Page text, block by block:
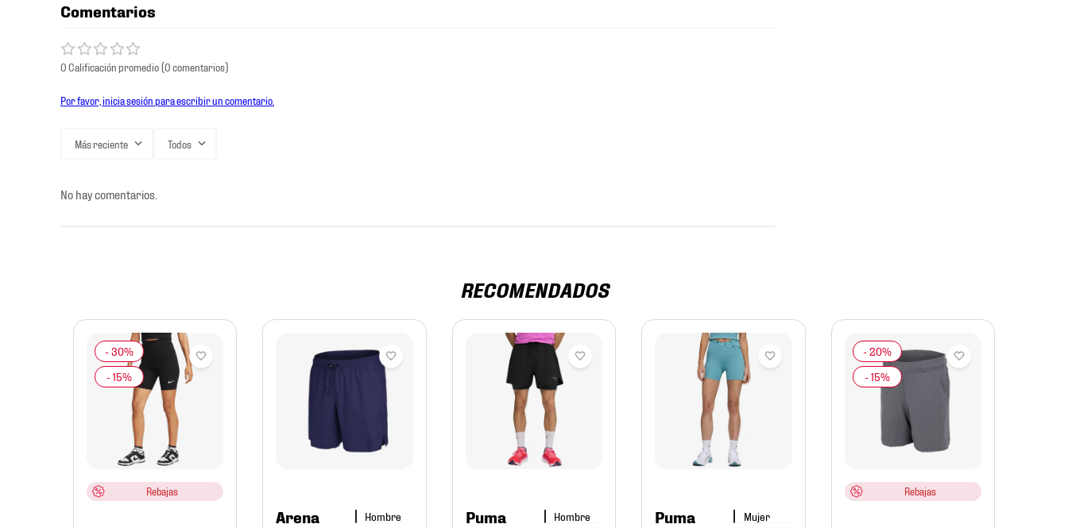
Comentarios
0 Calificación promedio(0 comentarios)
Por favor, inicia sesión para escribir un comentario.
Más reciente Todos
No hay comentarios.
RECOMENDADOS
Rebajas
Arena Hombre Puma Hombre Puma Mujer
Rebajas